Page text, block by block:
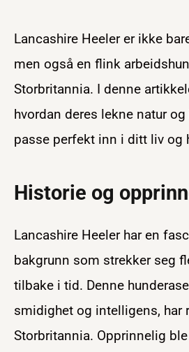
Lancashire Heeler er ikke
men også en flink
Storbritannia. I denne
hvordan deres lekne natur
passe perfekt inn i ditt liv og
Historie og
Lancashire Heeler har en
bakgrunn som strekker seg
tilbake i tid. Denne
smidighet og intelligens, har
Storbritannia. Opprinnelig